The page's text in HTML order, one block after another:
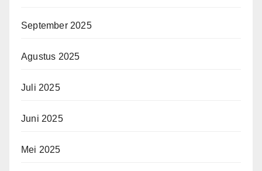
September 2025
Agustus 2025
Juli 2025
Juni 2025
Mei 2025